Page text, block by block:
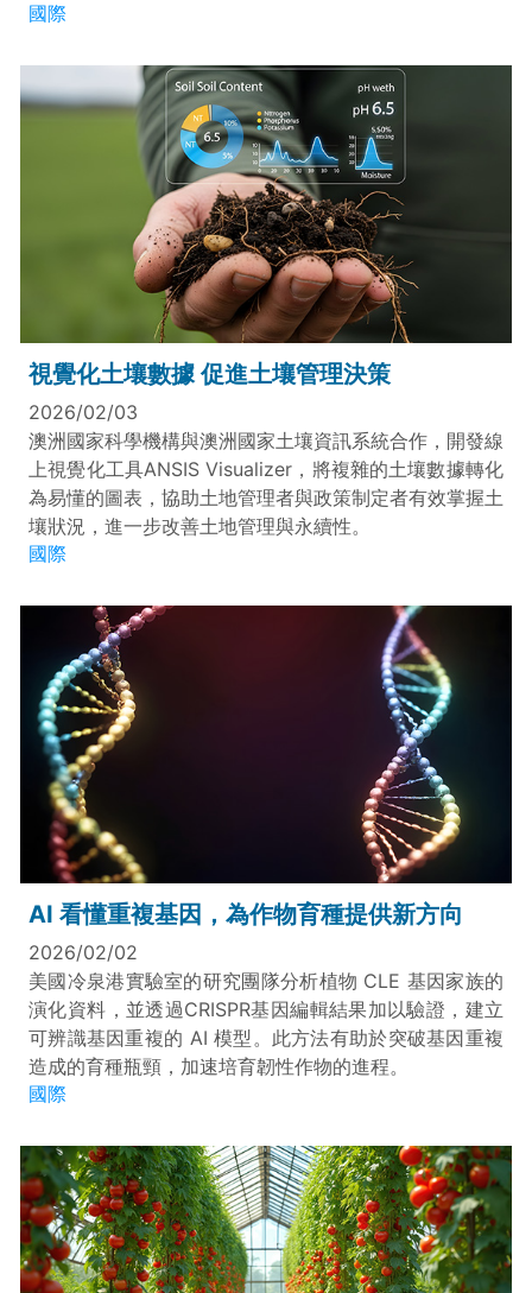
國際
視覺化土壤數據 促進土壤管理決策
2026/02/03
澳洲國家科學機構與澳洲國家土壤資訊系統合作，開發線
上視覺化工具ANSIS Visualizer，將複雜的土壤數據轉化
為易懂的圖表，協助土地管理者與政策制定者有效掌握土
壤狀況，進一步改善土地管理與永續性。
國際
AI 看懂重複基因，為作物育種提供新方向
2026/02/02
美國冷泉港實驗室的研究團隊分析植物 CLE 基因家族的
演化資料，並透過CRISPR基因編輯結果加以驗證，建立
可辨識基因重複的 AI 模型。此方法有助於突破基因重複
造成的育種瓶頸，加速培育韌性作物的進程。
國際